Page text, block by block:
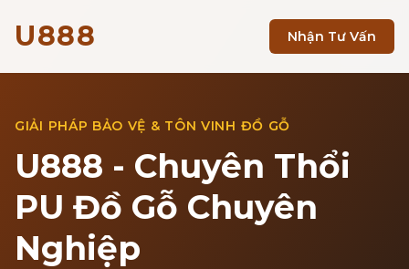
U888 Nhận Tư Vấn
GIẢI PHÁP BẢO VỆ & TÔN VINH ĐỒ GỖ
U888 - Chuyên Thổi
PU Đồ Gỗ Chuyên
Nghiệp